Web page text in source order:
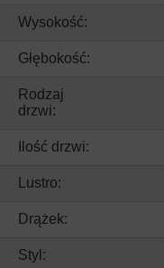
Wysokość:
Głębokość:
Rodzaj
drzwi:
Ilość drzwi:
Lustro:
Drążek:
Styl: